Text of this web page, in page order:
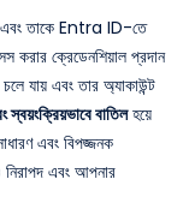
এবং তাকে Entra ID-তে
করার ক্রেডেনশিয়াল প্রদান
যায় এবং তার অ্যাকাউন্ট
স্বয়ংক্রিয়ভাবে বাতিলহয়ে
এবং বিপজ্জনক
এবং আপনার